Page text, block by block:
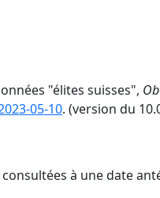
"élites suisses",
05-10. (version du
à une date